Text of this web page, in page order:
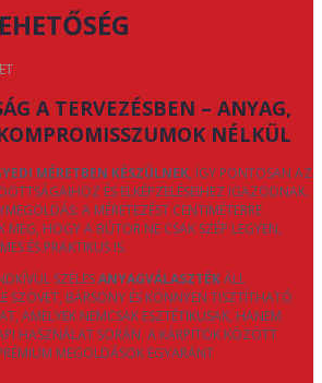
A TERVEZÉSBEN – ANYAG,
NÉLKÜL
MÉRETBEN KÉSZÜLNEK, ÍGY PONTOSAN AZ
ÉS ELKÉPZELÉSEIHEZ IGAZODNAK.
A MÉRETEZÉST CENTIMÉTERRE
HOGY A BÚTOR NE CSAK SZÉP LEGYEN,
ÉS PRAKTIKUS IS.
SZÉLESANYAGVÁLASZTÉKÁLL
SZÖVET, BÁRSONY ÉS KÖNNYEN TISZTÍTHATÓ
AMELYEK NEMCSAK ESZTÉTIKUSAK, HANEM
HASZNÁLAT SORÁN. A KÁRPITOK KÖZÖTT
MEGOLDÁSOK EGYARÁNT